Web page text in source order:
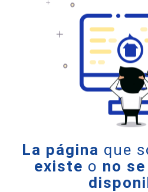
La página que
existe o no